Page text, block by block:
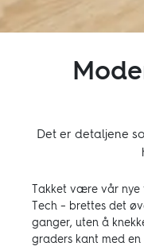
Det er detaljene
Takket være vår
Tech – brettes det
ganger, uten å
graders kant med